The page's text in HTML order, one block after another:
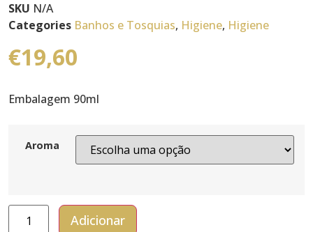
SKU N/A
Categories Banhos e Tosquias, Higiene, Higiene
€19,60
Embalagem 90ml
Aroma
Adicionar